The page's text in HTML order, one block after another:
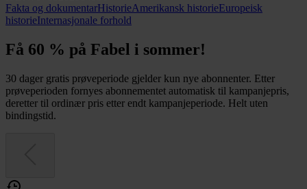
Fakta og dokumentarHistorieAmerikansk historieEuropeisk
historieInternasjonale forhold
Få 60 % på Fabel i sommer!
30 dager gratis prøveperiode gjelder kun nye abonnenter. Etter
prøveperioden fornyes abonnementet automatisk til kampanjepris,
deretter til ordinær pris etter endt kampanjeperiode. Helt uten
bindingstid.